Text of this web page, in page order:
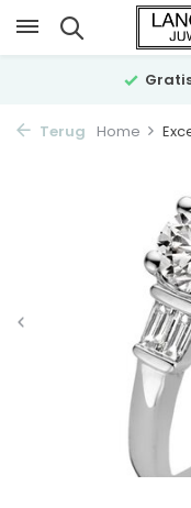
Terug Home